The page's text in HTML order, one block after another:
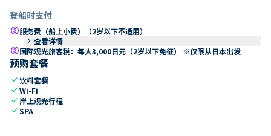
登船时支付
paid服务费（船上小费）（2岁以下不适用）
keyboard_arrow_right 查看详情
paid国际观光旅客税：每人3,000日元（2岁以下免征） ※仅限从日本出发
预购套餐
check饮料套餐
checkWi-Fi
check 岸上观光行程
checkSPA